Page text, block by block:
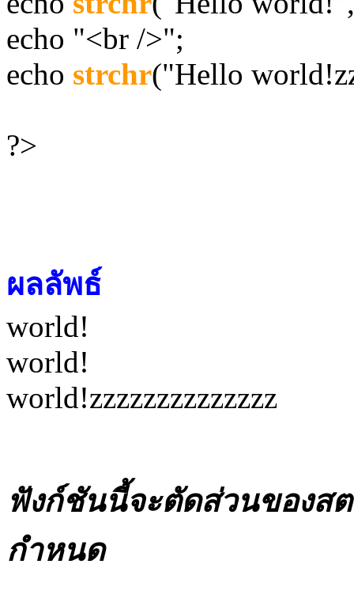
echo "<br />";
echo strchr("Hello
?>
ผลลัพธ์
world!
world!
world!zzzzzzzzzzzzzz
ฟังก์ชันนี้จะตัดส่วนของส
กำหนด